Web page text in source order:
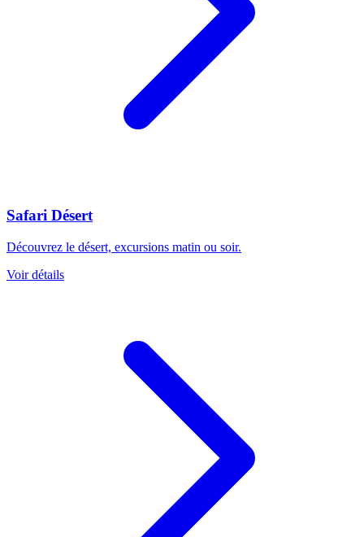
Safari Désert
Découvrez le désert, excursions matin ou soir.
Voir détails